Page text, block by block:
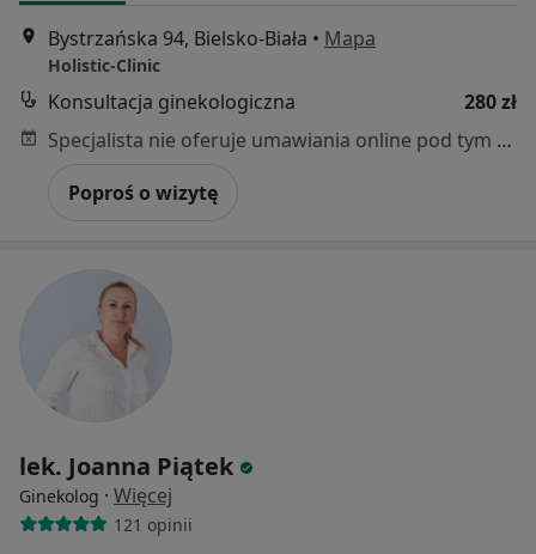
Bystrzańska 94, Bielsko-Biała • Mapa
Holistic-Clinic
Konsultacja ginekologiczna
280 zł
Specjalista nie oferuje umawiania online pod tym adresem.
Poproś o wizytę
lek. Joanna Piątek
Ginekolog · Więcej
121 opinii